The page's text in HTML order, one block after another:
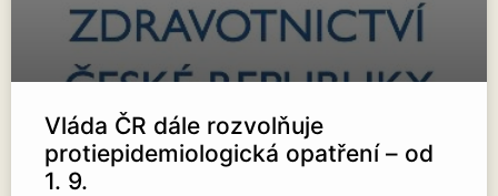
Vláda ČR dále rozvolňuje
protiepidemiologická opatření – od
1. 9.